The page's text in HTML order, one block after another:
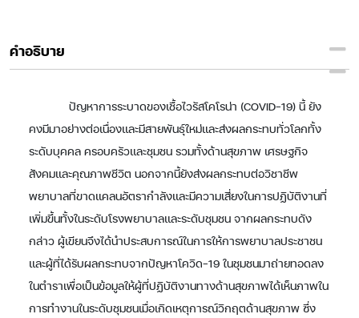
คำอธิบาย
ปัญหาการระบาดของเชื้อไวรัสโคโรน่า (COVID-19) นี้ ยัง
คงมีมาอย่างต่อเนื่องและมีสายพันธุ์ใหม่และส่งผลกระทบทั่วโลกทั้ง
ระดับบุคคล ครอบครัวและชุมชน รวมทั้งด้านสุขภาพ เศรษฐกิจ
สังคมและคุณภาพชีวิต นอกจากนี้ยังส่งผลกระทบต่อวิชาชีพ
พยาบาลที่ขาดแคลนอัตรากำลังและมีความเสี่ยงในการปฏิบัติงานที่
เพิ่มขึ้นทั้งในระดับโรงพยาบาลและระดับชุมชน จากผลกระทบดัง
กล่าว ผู้เขียนจึงได้นำประสบการณ์ในการให้การพยาบาลประชาชน
และผู้ที่ได้รับผลกระทบจากปัญหาโควิด-19 ในชุมชนมาถ่ายทอดลง
ในตำราเพื่อเป็นข้อมูลให้ผู้ที่ปฏิบัติงานทางด้านสุขภาพได้เห็นภาพใน
การทำงานในระดับชุมชนเมื่อเกิดเหตุการณ์วิกฤตด้านสุขภาพ ซึ่ง